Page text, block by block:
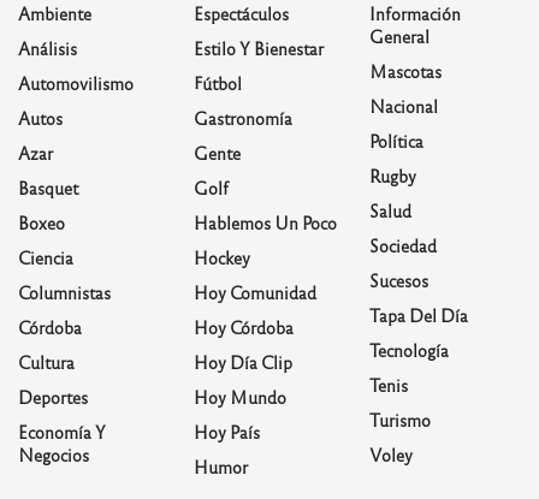
Ambiente
Análisis
Automovilismo
Autos
Azar
Basquet
Boxeo
Ciencia
Columnistas
Córdoba
Cultura
Deportes
Economía Y
Negocios
Espectáculos
Estilo Y Bienestar
Fútbol
Gastronomía
Gente
Golf
Hablemos Un Poco
Hockey
Hoy Comunidad
Hoy Córdoba
Hoy Día Clip
Hoy Mundo
Hoy País
Humor
Información
General
Mascotas
Nacional
Política
Rugby
Salud
Sociedad
Sucesos
Tapa Del Día
Tecnología
Tenis
Turismo
Voley